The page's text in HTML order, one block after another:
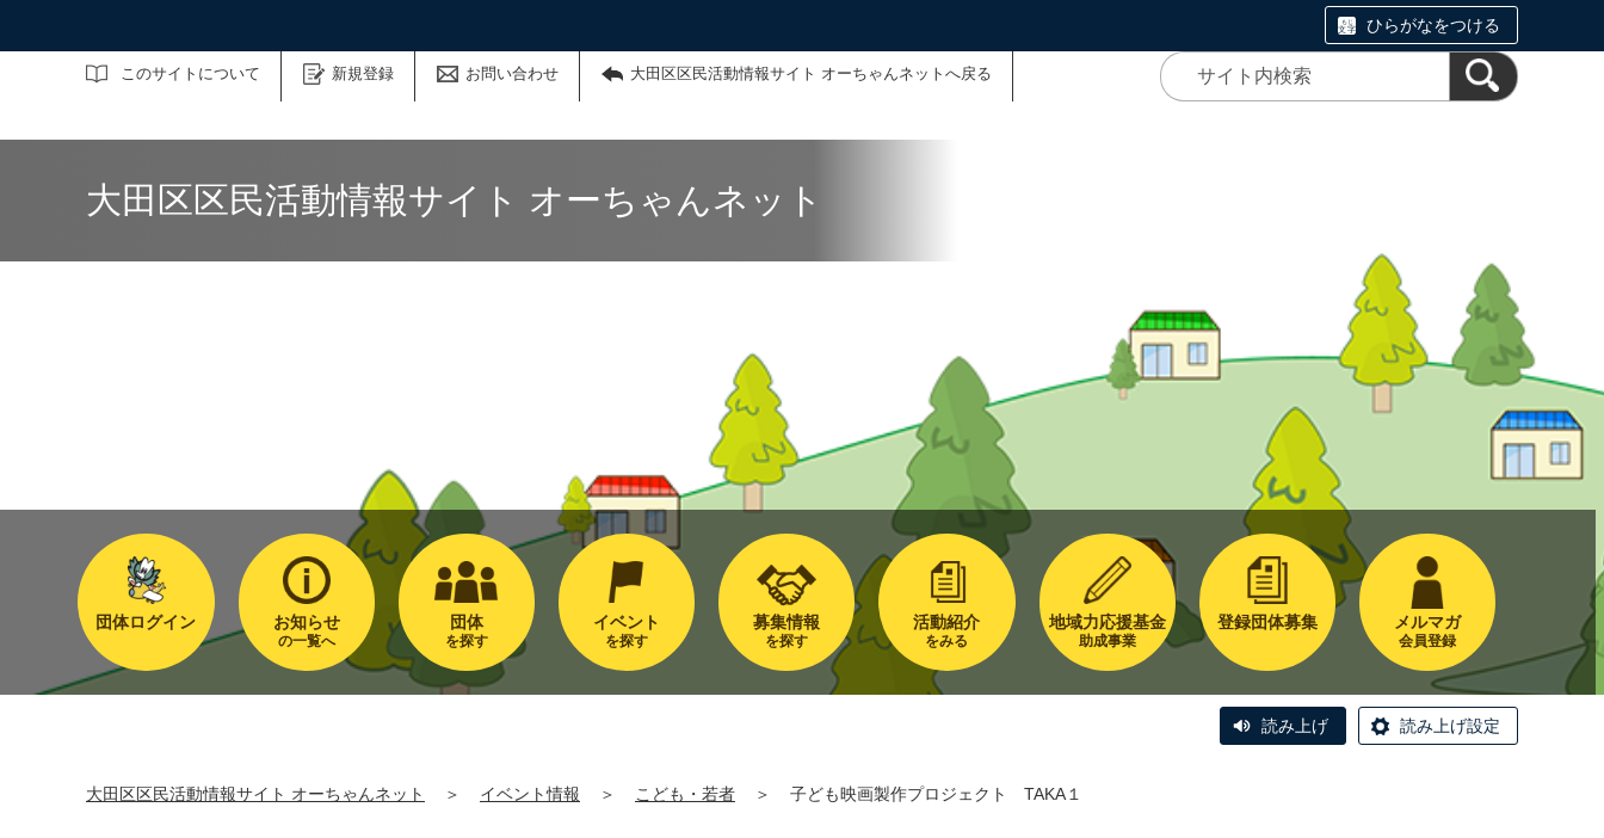
ひらがなをつける
このサイトについて 新規登録 お問い合わせ 大田区区民活動情報サイト オーちゃんネットへ戻る
サイト内検索
大田区区民活動情報サイト オーちゃんネット
団体ログイン お知らせ
の一覧へ
団体
を探す
イベント
を探す
募集情報
を探す
活動紹介
をみる
地域力応援基金
助成事業
登録団体募集 メルマガ
会員登録
読み上げ 読み上げ設定
大田区区民活動情報サイト オーちゃんネット ＞ イベント情報 ＞ こども・若者 ＞ 子ども映画製作プロジェクト TAKA１